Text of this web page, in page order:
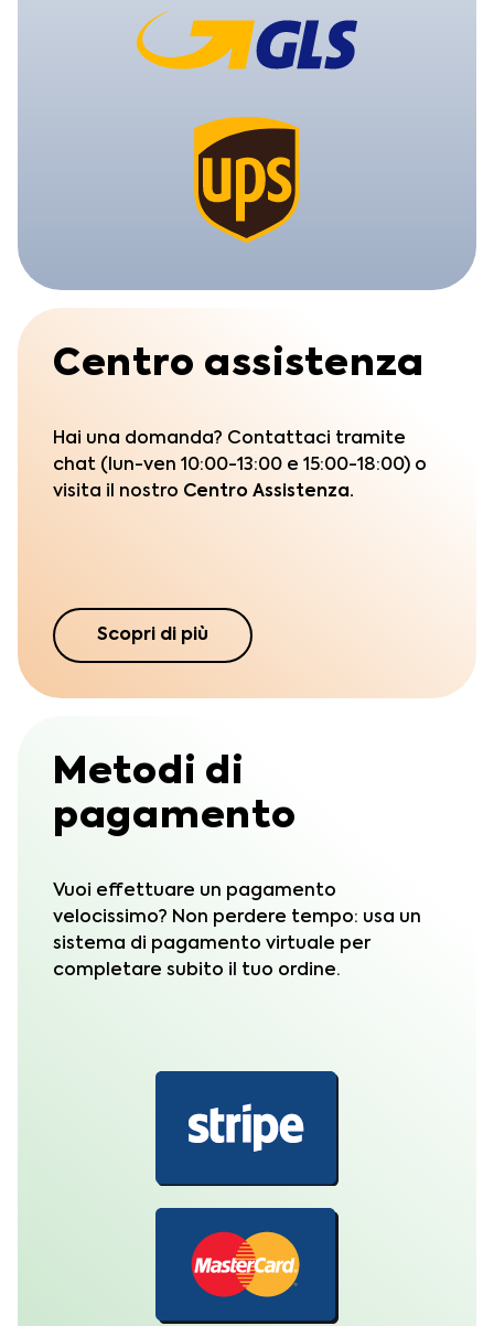
Centro assistenza
Hai una domanda? Contattaci tramite
chat (lun-ven 10:00-13:00 e 15:00-18:00) o
visita il nostro Centro Assistenza.
Scopri di più
Metodi di
pagamento
Vuoi effettuare un pagamento
velocissimo? Non perdere tempo: usa un
sistema di pagamento virtuale per
completare subito il tuo ordine.